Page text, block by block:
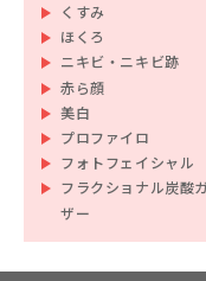
くすみ
ほくろ
ニキビ・ニキビ跡
赤ら顔
美白
プロファイロ
フォトフェイシャル
フラクショナル炭酸
ザー